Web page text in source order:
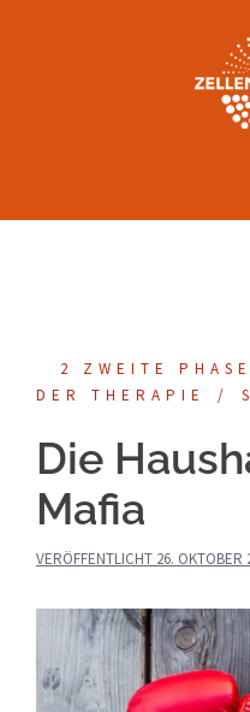
2 ZWEITE
DER THERAPIE
Die
Mafia
VERÖFFENTLICHT 26. OKTOBER